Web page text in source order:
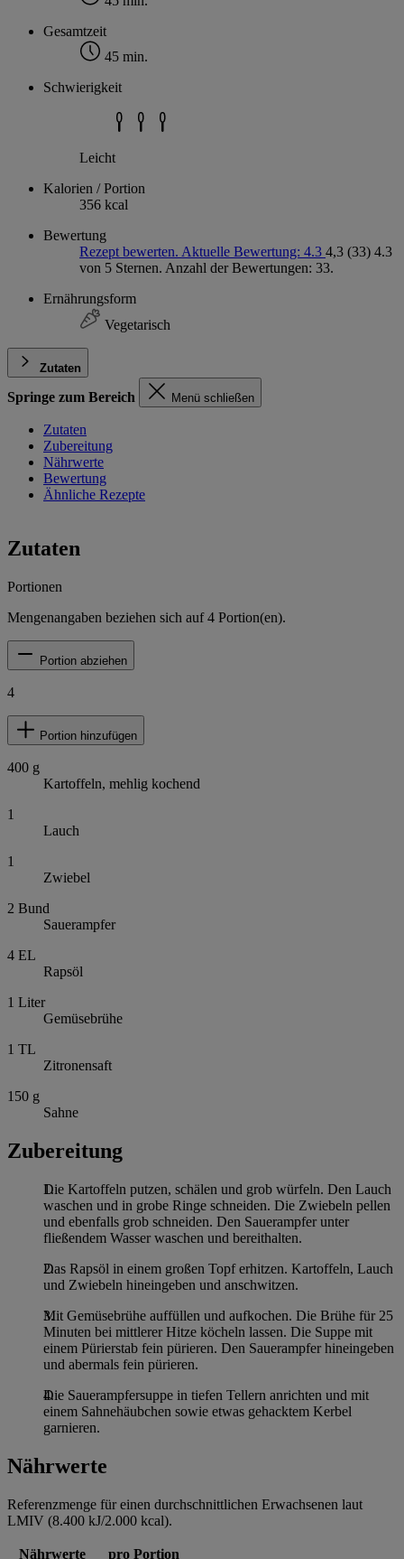
Gesamtzeit
45 min.
Schwierigkeit
Leicht
Kalorien / Portion
356 kcal
Bewertung
Rezept bewerten. Aktuelle Bewertung: 4.3 4,3 (33) 4.3
von 5 Sternen. Anzahl der Bewertungen: 33.
Ernährungsform
Vegetarisch
Zutaten
Springe zum Bereich Menü schließen
Zutaten
Zubereitung
Nährwerte
Bewertung
Ähnliche Rezepte
Zutaten
Portionen
Mengenangaben beziehen sich auf4 Portion(en).
Portion abziehen
4
Portion hinzufügen
400 g
Kartoffeln, mehlig kochend
1
Lauch
1
Zwiebel
2 Bund
Sauerampfer
4 EL
Rapsöl
1 Liter
Gemüsebrühe
1 TL
Zitronensaft
150 g
Sahne
Zubereitung
Die Kartoffeln putzen, schälen und grob würfeln. Den Lauch
waschen und in grobe Ringe schneiden. Die Zwiebeln pellen
und ebenfalls grob schneiden. Den Sauerampfer unter
fließendem Wasser waschen und bereithalten.
Das Rapsöl in einem großen Topf erhitzen. Kartoffeln, Lauch
und Zwiebeln hineingeben und anschwitzen.
Mit Gemüsebrühe auffüllen und aufkochen. Die Brühe für 25
Minuten bei mittlerer Hitze köcheln lassen. Die Suppe mit
einem Pürierstab fein pürieren. Den Sauerampfer hineingeben
und abermals fein pürieren.
Die Sauerampfersuppe in tiefen Tellern anrichten und mit
einem Sahnehäubchen sowie etwas gehacktem Kerbel
garnieren.
Nährwerte
Referenzmenge für einen durchschnittlichen Erwachsenen laut
LMIV (8.400 kJ/2.000 kcal).
Nährwerte pro Portion